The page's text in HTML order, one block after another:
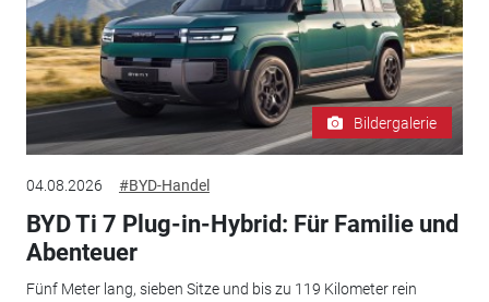
Bildergalerie
04.08.2026 #BYD-Handel
BYD Ti 7 Plug-in-Hybrid: Für Familie und
Abenteuer
Fünf Meter lang, sieben Sitze und bis zu 119 Kilometer rein